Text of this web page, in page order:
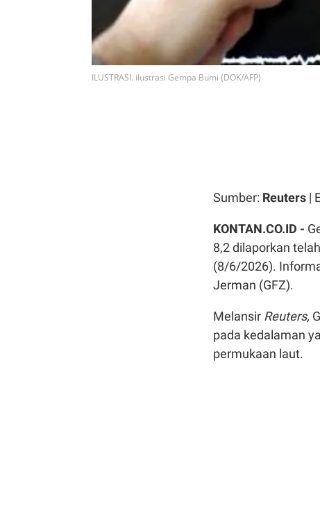
ILUSTRASI. ilustrasi Gempa Bumi (DOK/AFP)
Sumber: Reuters |
KONTAN.CO.ID -
8,2 dilaporkan
(8/6/2026).
Jerman (GFZ).
Melansir Reuters,
pada kedalaman
permukaan laut.